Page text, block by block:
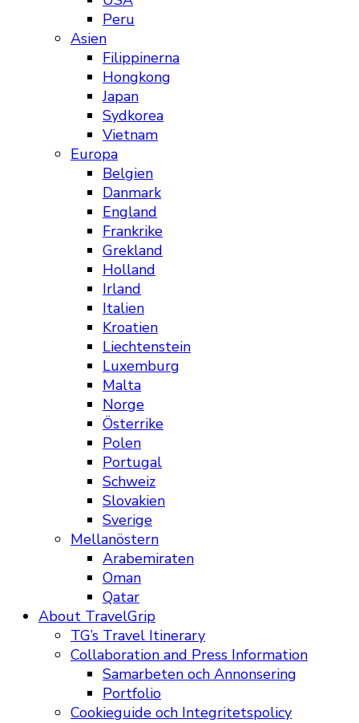
Peru
Asien
Filippinerna
Hongkong
Japan
Sydkorea
Vietnam
Europa
Belgien
Danmark
England
Frankrike
Grekland
Holland
Irland
Italien
Kroatien
Liechtenstein
Luxemburg
Malta
Norge
Österrike
Polen
Portugal
Schweiz
Slovakien
Sverige
Mellanöstern
Arabemiraten
Oman
Qatar
About TravelGrip
TG’s Travel Itinerary
Collaboration and Press Information
Samarbeten och Annonsering
Portfolio
Cookieguide och Integritetspolicy